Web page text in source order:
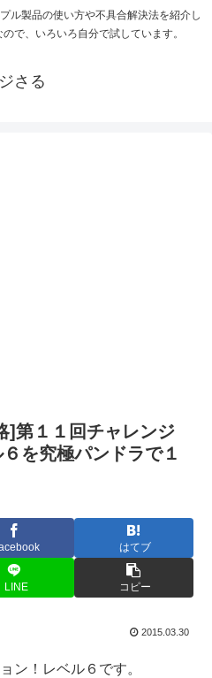
ル製品の使い方や不具合解決法を紹介し
で、いろいろ自分で試しています。
さる
]第１１回チャレンジ
を究極パンドラで１
はてブ
LINE コピー
2015.03.30
ン！レベル６です。